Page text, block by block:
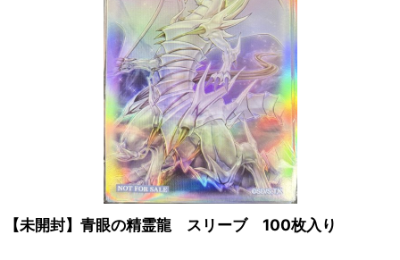
【未開封】青眼の精霊龍 スリーブ 100枚入り